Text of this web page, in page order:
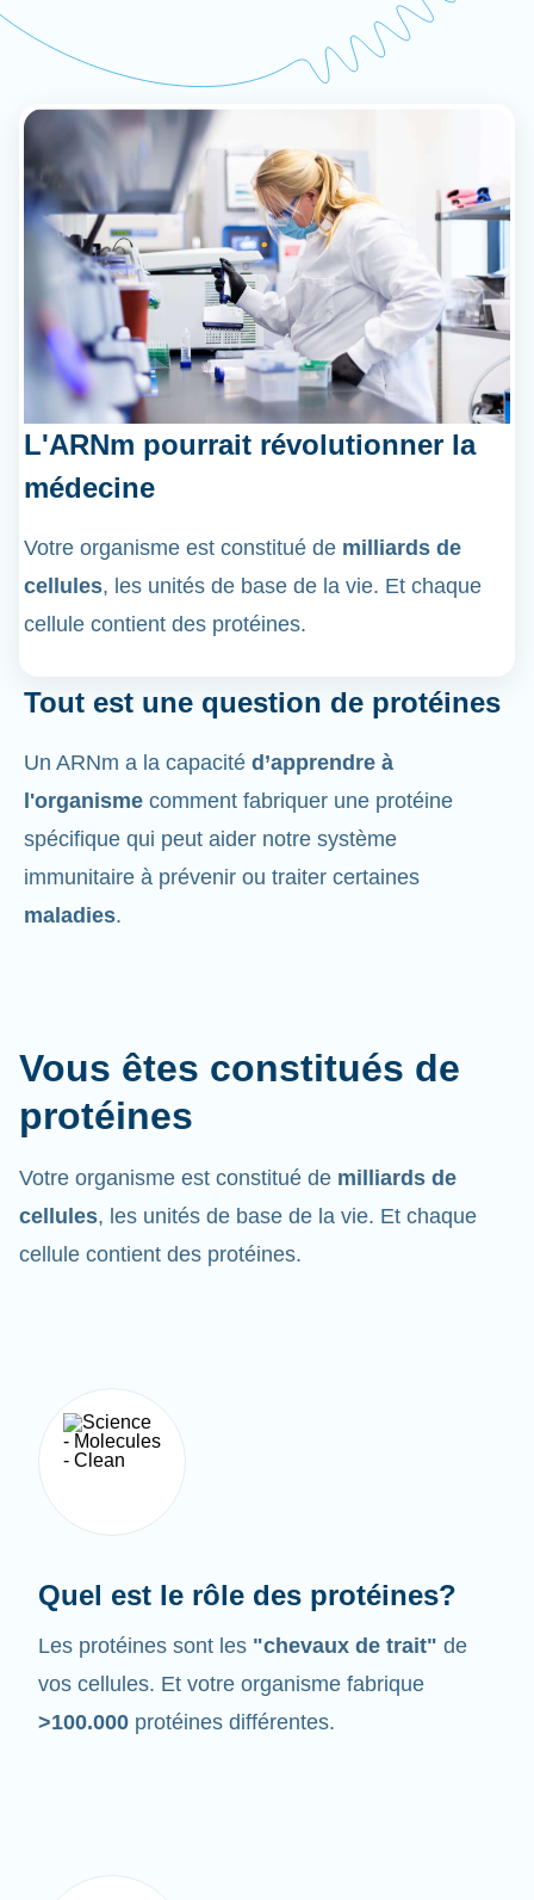
L'ARNm pourrait révolutionner la
médecine
Votre organisme est constitué de milliards de
cellules, les unités de base de la vie. Et chaque
cellule contient des protéines.
Tout est une question de protéines
Un ARNm a la capacité d’apprendre à
l'organisme comment fabriquer une protéine
spécifique qui peut aider notre système
immunitaire à prévenir ou traiter certaines
maladies.
Vous êtes constitués de
protéines
Votre organisme est constitué de milliards de
cellules, les unités de base de la vie. Et chaque
cellule contient des protéines.
Quel est le rôle des protéines?
Les protéines sont les "chevaux de trait" de
vos cellules. Et votre organisme fabrique
>100.000 protéines différentes.